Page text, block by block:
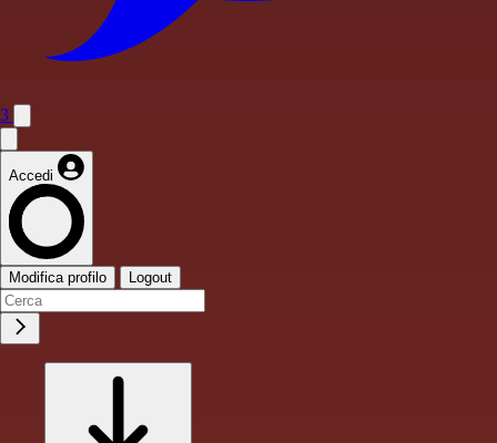
3
Accedi
Modifica profilo Logout